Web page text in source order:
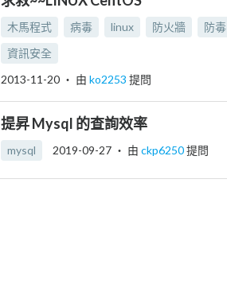
木馬程式 病毒 linux 防火牆 防毒
資訊安全
2013-11-20 ‧ 由 ko2253 提問
提昇 Mysql 的查詢效率
mysql 2019-09-27 ‧ 由 ckp6250提問